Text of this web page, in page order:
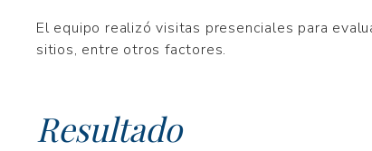
El equipo realizó visitas presenciales para
sitios, entre otros factores.
Resultado